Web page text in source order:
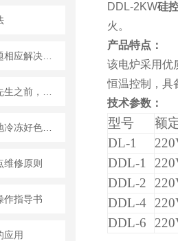
维修原则
作指导书
应用
DDL-2KW硅
火。
产品特点：
该电炉采用优
恒温控制，具
技术参数：
型号
额
DL-1
DDL-1
DDL-2
DDL-4
DDL-6